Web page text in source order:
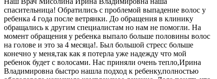
спасительница! Обратились с проблемой выпадение волос у
ребенка 4 года после ветрянки. До обращения в клинику
обращались к другим специалистам но нам не помогли. На
момент обращения у ребенка выпало больше половины волос
на голове и это за 4 месяца!. Был большой стресс больше
конечно у меня,так как я потерла уже надежду что мой
ребенок будет с волосами. Нас приняли очень тепло,Ирина
Владимировна быстро нашла подход к ребенку,полностью